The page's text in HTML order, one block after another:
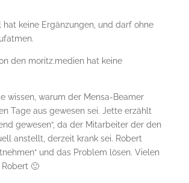
hat keine Ergänzungen, und darf ohne
den moritz.medien hat keine
wissen, warum der Mensa-Beamer
Tage aus gewesen sei. Jette erzählt
gewesen“, da der Mitarbeiter der den
anstellt, derzeit krank sei. Robert
und das Problem lösen. Vielen
Robert 🙂